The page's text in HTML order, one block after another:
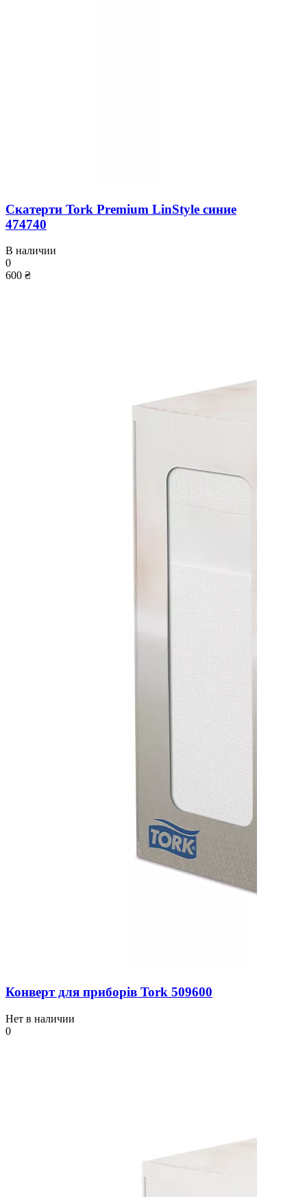
Скатерти Tork Premium LinStyle синие
474740
В наличии
0
600 ₴
Конверт для приборів Tork 509600
Нет в наличии
0